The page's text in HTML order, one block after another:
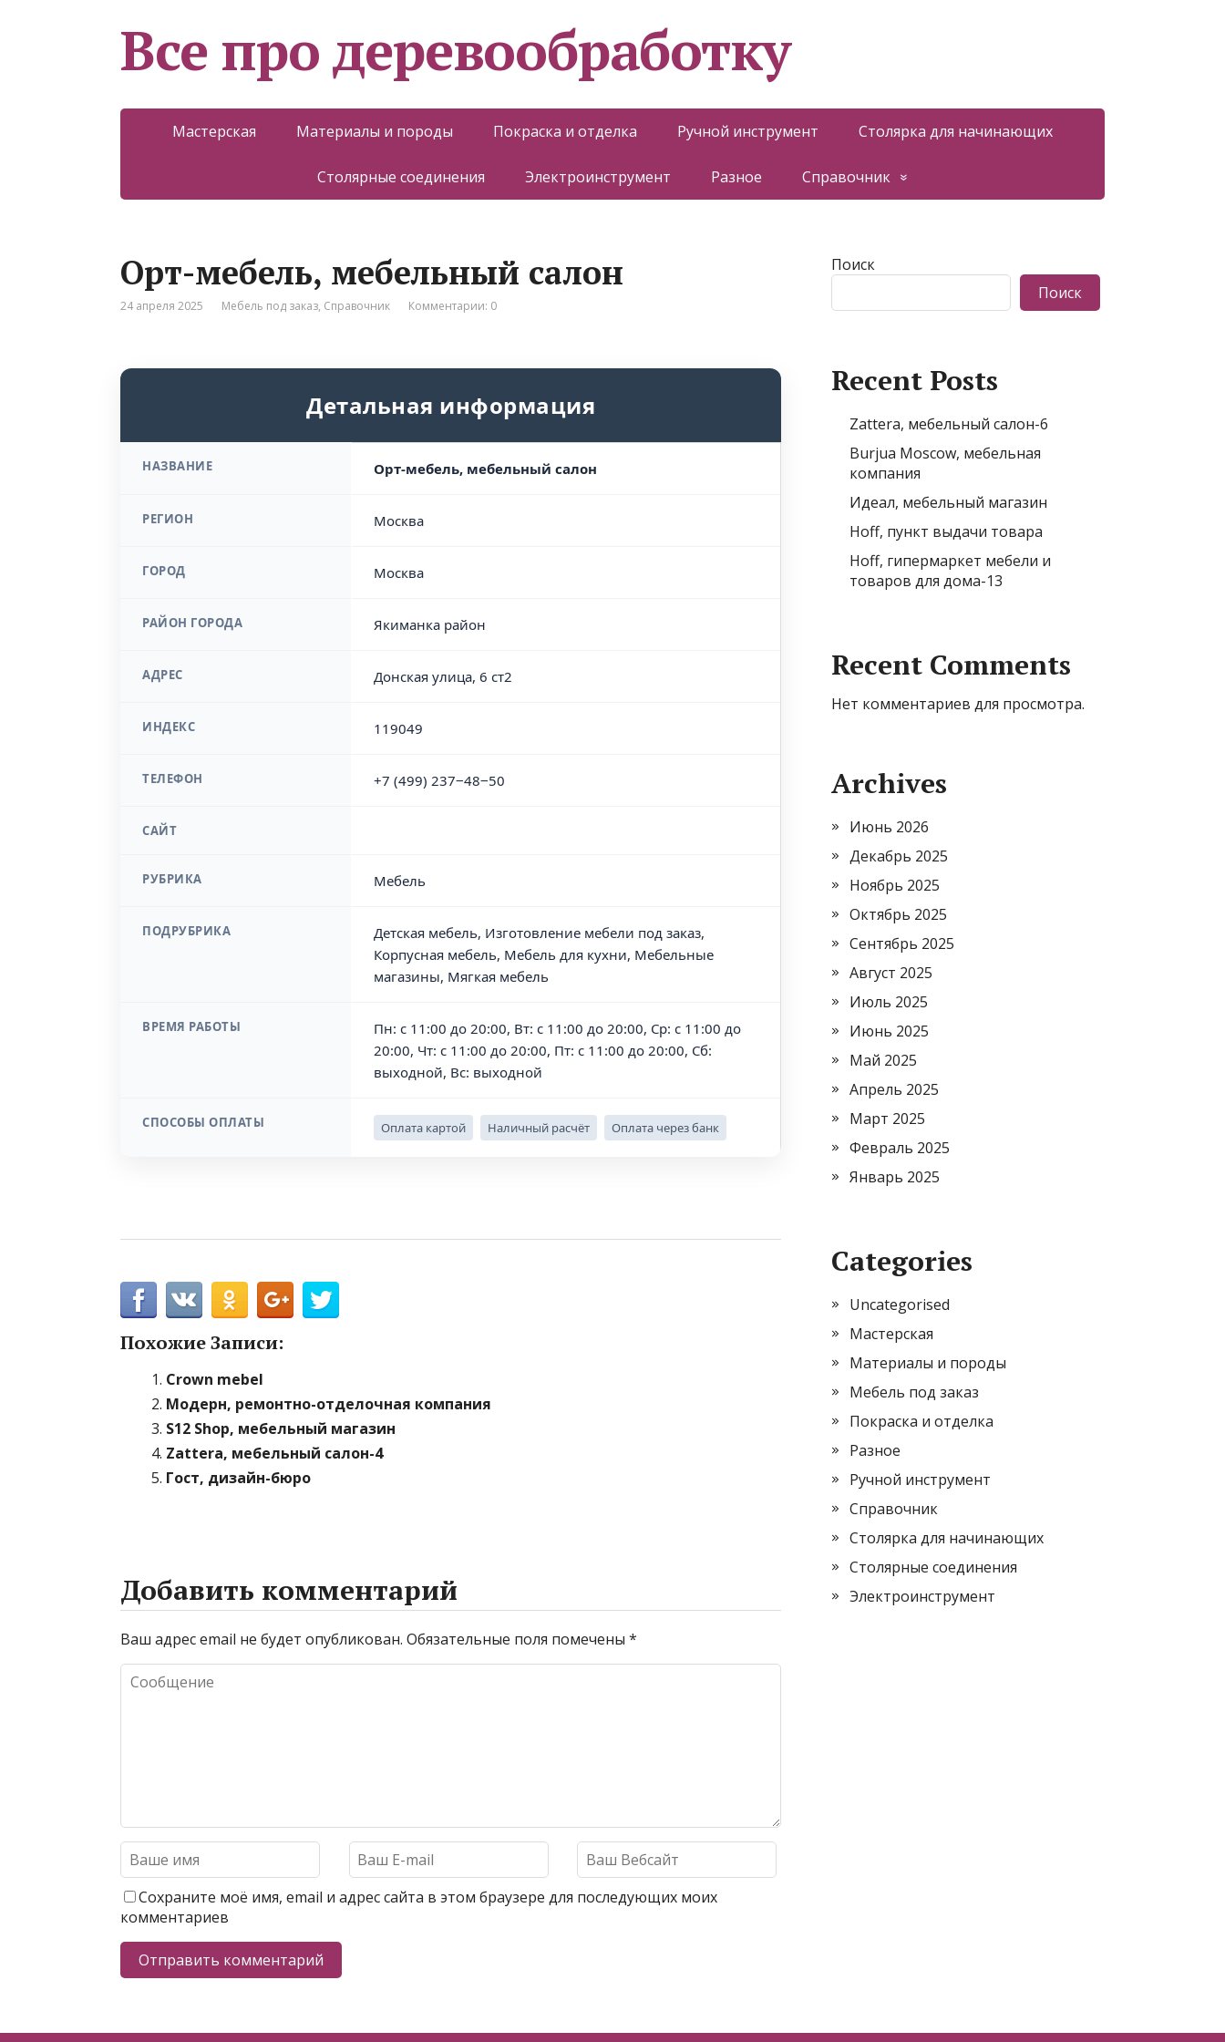
Все про деревообработку
Мастерская Материалы и породы Покраска и отделка Ручной инструмент Столярка для начинающих
Столярные соединения Электроинструмент Разное Справочник
Орт-мебель, мебельный салон
24 апреля 2025 Мебель под заказ, Справочник Комментарии: 0
Детальная информация
НАЗВАНИЕ Орт-мебель, мебельный салон
РЕГИОН Москва
ГОРОД Москва
РАЙОН ГОРОДА Якиманка район
АДРЕС Донская улица, 6 ст2
ИНДЕКС 119049
ТЕЛЕФОН +7 (499) 237‒48‒50
САЙТ
РУБРИКА Мебель
ПОДРУБРИКА
Детская мебель, Изготовление мебели под заказ,
Корпусная мебель, Мебель для кухни, Мебельные
магазины, Мягкая мебель
ВРЕМЯ РАБОТЫ
Пн: с 11:00 до 20:00, Вт: с 11:00 до 20:00, Ср: с 11:00 до
20:00, Чт: с 11:00 до 20:00, Пт: с 11:00 до 20:00, Сб:
выходной, Вс: выходной
СПОСОБЫ ОПЛАТЫ Оплата картой Наличный расчёт Оплата через банк
Похожие Записи:
Crown mebel
Модерн, ремонтно-отделочная компания
S12 Shop, мебельный магазин
Zattera, мебельный салон-4
Гост, дизайн-бюро
Добавить комментарий
Ваш адрес email не будет опубликован. Обязательные поля помечены *
Сохраните моё имя, email и адрес сайта в этом браузере для последующих моих
комментариев
Поиск
Поиск
Recent Posts
Zattera, мебельный салон-6
Burjua Moscow, мебельная
компания
Идеал, мебельный магазин
Hoff, пункт выдачи товара
Hoff, гипермаркет мебели и
товаров для дома-13
Recent Comments
Нет комментариев для просмотра.
Archives
Июнь 2026
Декабрь 2025
Ноябрь 2025
Октябрь 2025
Сентябрь 2025
Август 2025
Июль 2025
Июнь 2025
Май 2025
Апрель 2025
Март 2025
Февраль 2025
Январь 2025
Categories
Uncategorised
Мастерская
Материалы и породы
Мебель под заказ
Покраска и отделка
Разное
Ручной инструмент
Справочник
Столярка для начинающих
Столярные соединения
Электроинструмент